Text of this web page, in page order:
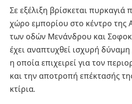
Σε εξέλιξη βρίσκεται πυρκαγιά
χώρο εμπορίου στο κέντρο της
των οδών Μενάνδρου και
έχει αναπτυχθεί ισχυρή
η οποία επιχειρεί για τον
και την αποτροπή επέκτασής
κτίρια.